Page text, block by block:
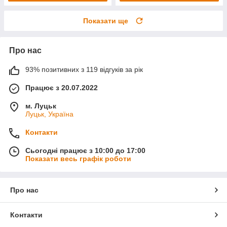
Показати ще
Про нас
93% позитивних з 119 відгуків за рік
Працює з 20.07.2022
м. Луцьк
Луцьк, Україна
Контакти
Сьогодні працює з 10:00 до 17:00
Показати весь графік роботи
Про нас
Контакти